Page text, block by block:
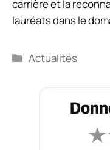
carrière et la
lauréats dans le
Catégories
Actualités
★